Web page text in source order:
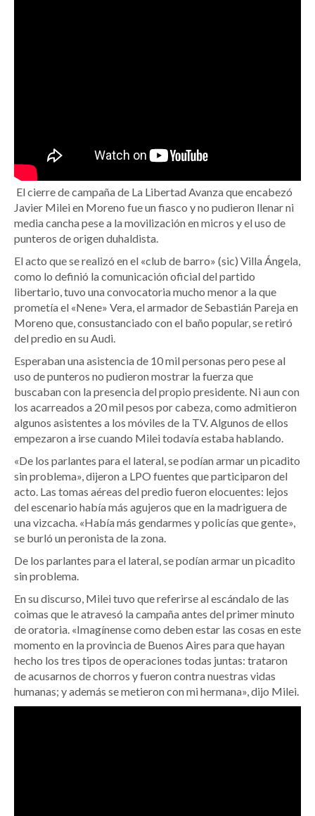
El cierre de campaña de La Libertad Avanza que encabezó
Javier Milei en Moreno fue un fiasco y no pudieron llenar ni
media cancha pese a la movilización en micros y el uso de
punteros de origen duhaldista.
El acto que se realizó en el «club de barro» (sic) Villa Ángela,
como lo definió la comunicación oficial del partido
libertario, tuvo una convocatoria mucho menor a la que
prometía el «Nene» Vera, el armador de Sebastián Pareja en
Moreno que, consustanciado con el baño popular, se retiró
del predio en su Audi.
Esperaban una asistencia de 10 mil personas pero pese al
uso de punteros no pudieron mostrar la fuerza que
buscaban con la presencia del propio presidente. Ni aun con
los acarreados a 20 mil pesos por cabeza, como admitieron
algunos asistentes a los móviles de la TV. Algunos de ellos
empezaron a irse cuando Milei todavía estaba hablando.
«De los parlantes para el lateral, se podían armar un picadito
sin problema», dijeron a LPO fuentes que participaron del
acto. Las tomas aéreas del predio fueron elocuentes: lejos
del escenario había más agujeros que en la madriguera de
una vizcacha. «Había más gendarmes y policías que gente»,
se burló un peronista de la zona.
De los parlantes para el lateral, se podían armar un picadito
sin problema.
En su discurso, Milei tuvo que referirse al escándalo de las
coimas que le atravesó la campaña antes del primer minuto
de oratoria. «Imagínense como deben estar las cosas en este
momento en la provincia de Buenos Aires para que hayan
hecho los tres tipos de operaciones todas juntas: trataron
de acusarnos de chorros y fueron contra nuestras vidas
humanas; y además se metieron con mi hermana», dijo Milei.